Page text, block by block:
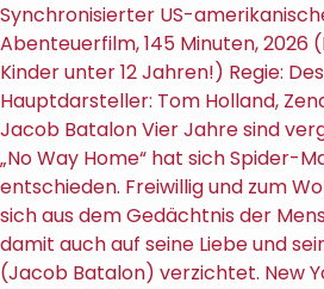
Synchronisierter US-
Abenteuerfilm, 145 Minuten,
Kinder unter 12 Jahren!) Regie:
Hauptdarsteller: Tom Holland,
Jacob Batalon Vier Jahre sind
„No Way Home“ hat sich Spider-
entschieden. Freiwillig und zum
sich aus dem Gedächtnis der
damit auch auf seine Liebe und
(Jacob Batalon) verzichtet. New